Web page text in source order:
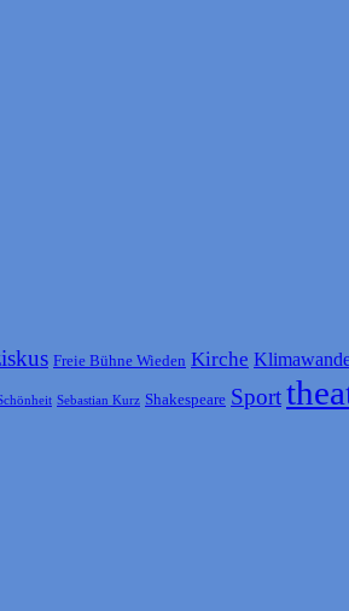
Freie Bühne Wieden Kirche
Sebastian Kurz Shakespeare Sport